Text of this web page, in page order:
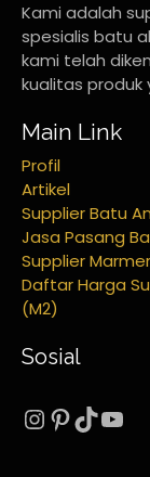
Kami adalah
spesialis batu
kami telah
kualitas produk
Main Link
Profil
Artikel
Supplier Batu
Jasa Pasang
Supplier
Daftar Harga
(M2)
Sosial
Instagram
Pinterest
TikTok